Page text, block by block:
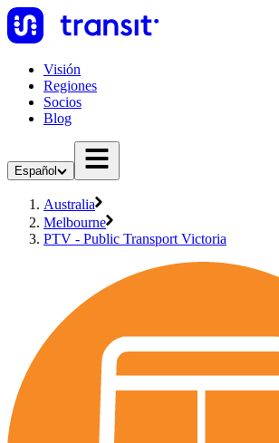
Visión
Regiones
Socios
Blog
Español
Australia
Melbourne
PTV - Public Transport Victoria